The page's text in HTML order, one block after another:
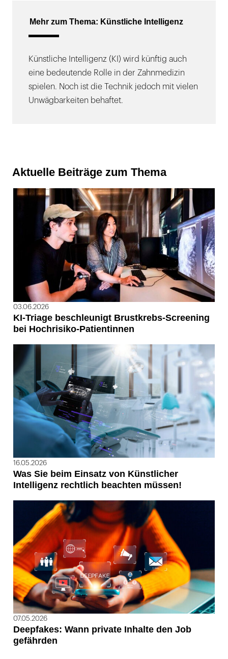
Mehr zum Thema: Künstliche Intelligenz
Künstliche Intelligenz (KI) wird künftig auch
eine bedeutende Rolle in der Zahnmedizin
spielen. Noch ist die Technik jedoch mit vielen
Unwägbarkeiten behaftet.
Aktuelle Beiträge zum Thema
03.06.2026
KI-Triage beschleunigt Brustkrebs-Screening
bei Hochrisiko-Patientinnen
16.05.2026
Was Sie beim Einsatz von Künstlicher
Intelligenz rechtlich beachten müssen!
07.05.2026
Deepfakes: Wann private Inhalte den Job
gefährden